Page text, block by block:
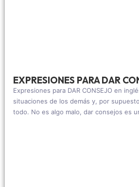
EXPRESIONES PARA DAR
Expresiones para DAR CONSEJO en
situaciones de los demás y, por
todo. No es algo malo, dar consejos es